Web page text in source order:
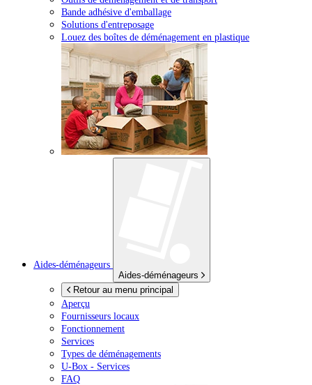
Bande adhésive d'emballage
Solutions d'entreposage
Louez des boîtes de déménagement en plastique
Aides-déménageurs
Aides-déménageurs
Retour au menu principal
Aperçu
Fournisseurs locaux
Fonctionnement
Services
Types de déménagements
U-Box - Services
FAQ